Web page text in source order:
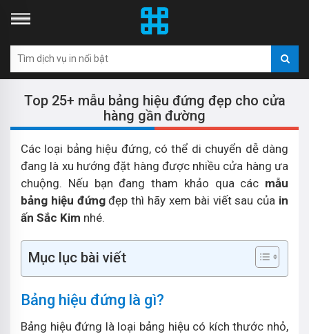
Top 25+ mẫu bảng hiệu đứng đẹp cho cửa
hàng gần đường
Các loại bảng hiệu đứng, có thể di chuyển dễ dàng
đang là xu hướng đặt hàng được nhiều cửa hàng ưa
chuộng. Nếu bạn đang tham khảo qua các mẫu
bảng hiệu đứngđẹp thì hãy xem bài viết sau của in
ấn Sắc Kim nhé.
Mục lục bài viết
Bảng hiệu đứng là gì?
Bảng hiệu đứng là loại bảng hiệu có kích thước nhỏ,